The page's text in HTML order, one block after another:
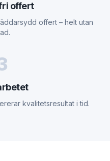
offert
offert – helt utan
kvalitetsresultat i tid.